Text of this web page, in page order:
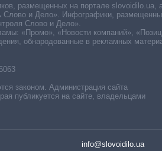
законом. Администрация сайта
публикуется на сайте, владельцами
info@slovoidilo.ua
размещенных на портале
и Дело». Инфографики,
Слово и Дело».
«Промо», «Новости компаний»,
обнародованные в рекламных